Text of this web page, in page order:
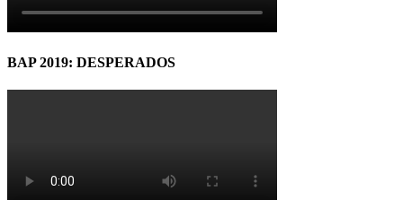
BAP 2019: DESPERADOS